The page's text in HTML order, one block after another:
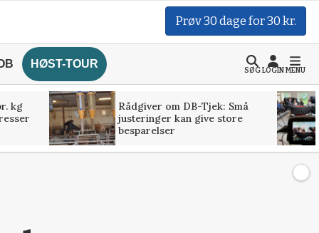
Prøv 30 dage for 30 kr.
HØST-TOUR
SØGLOGINMENU
kg
Rådgiver om DB-Tjek: Små
justeringer kan give store
besparelser